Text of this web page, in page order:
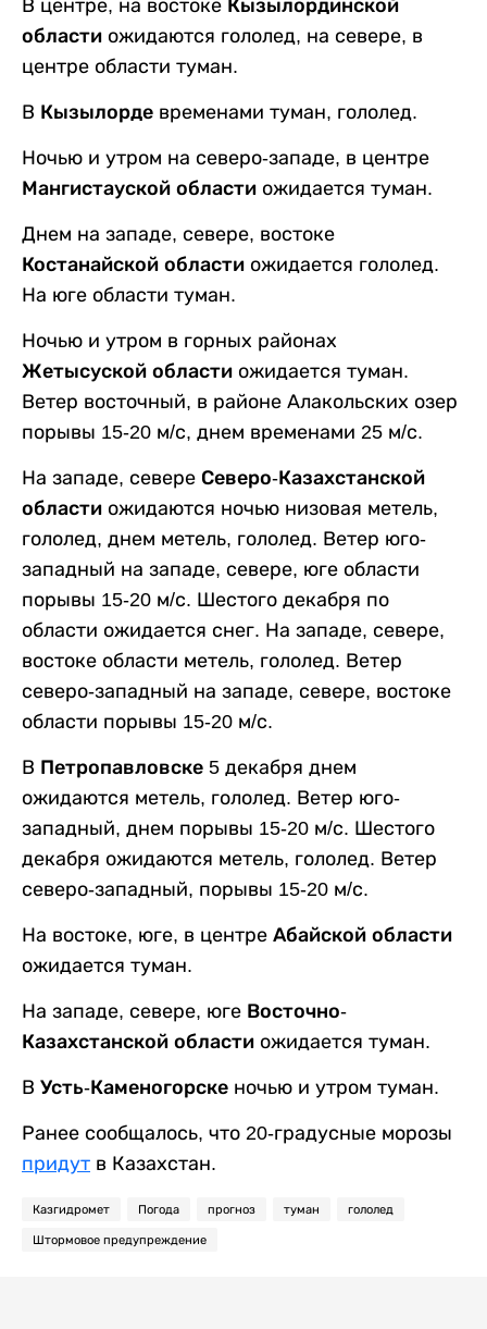
В центре, на востоке Кызылординской
области ожидаются гололед, на севере, в
центре области туман.
В Кызылорде временами туман, гололед.
Ночью и утром на северо-западе, в центре
Мангистауской области ожидается туман.
Днем на западе, севере, востоке
Костанайской области ожидается гололед.
На юге области туман.
Ночью и утром в горных районах
Жетысуской области ожидается туман.
Ветер восточный, в районе Алакольских озер
порывы 15-20 м/с, днем временами 25 м/с.
На западе, севере Северо-Казахстанской
области ожидаются ночью низовая метель,
гололед, днем метель, гололед. Ветер юго-
западный на западе, севере, юге области
порывы 15-20 м/с. Шестого декабря по
области ожидается снег. На западе, севере,
востоке области метель, гололед. Ветер
северо-западный на западе, севере, востоке
области порывы 15-20 м/с.
В Петропавловске 5 декабря днем
ожидаются метель, гололед. Ветер юго-
западный, днем порывы 15-20 м/с. Шестого
декабря ожидаются метель, гололед. Ветер
северо-западный, порывы 15-20 м/с.
На востоке, юге, в центре Абайской области
ожидается туман.
На западе, севере, юге Восточно-
Казахстанской области ожидается туман.
В Усть-Каменогорске ночью и утром туман.
Ранее сообщалось, что 20-градусные морозы
придут в Казахстан.
Казгидромет Погода прогноз туман гололед
Штормовое предупреждение